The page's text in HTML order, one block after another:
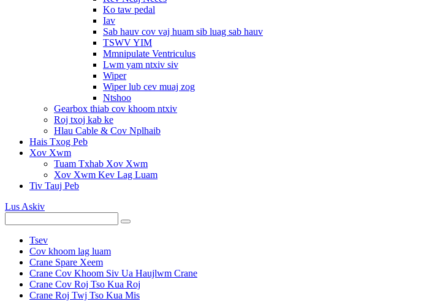
Ko taw pedal
Iav
Sab hauv cov vaj huam sib luag sab hauv
TSWV YIM
Mmnipulate Ventriculus
Lwm yam ntxiv siv
Wiper
Wiper lub cev muaj zog
Ntshoo
Gearbox thiab cov khoom ntxiv
Roj txoj kab ke
Hlau Cable & Cov Nplhaib
Hais Txog Peb
Xov Xwm
Tuam Txhab Xov Xwm
Xov Xwm Kev Lag Luam
Tiv Tauj Peb
Lus Askiv
Tsev
Cov khoom lag luam
Crane Spare Xeem
Crane Cov Khoom Siv Ua Haujlwm Crane
Crane Cov Roj Tso Kua Roj
Crane Roj Twj Tso Kua Mis